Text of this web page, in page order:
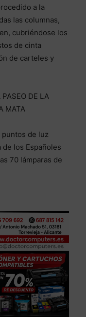
a la
las columnas,
cubriéndose los
de cinta
de carteles y
DE LA
MATA
de luz
de los Españoles
70 lámparas de